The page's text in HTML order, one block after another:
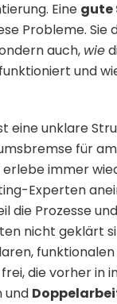
Eine gute
Probleme. Sie
auch, wie
und
eine unklare
für
immer
Experten
die Prozesse und
nicht geklärt
die vorher in
und